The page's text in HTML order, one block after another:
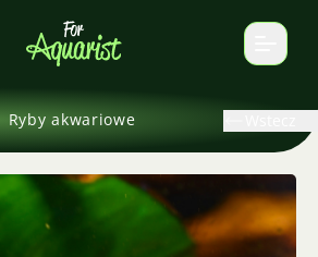
Ryby akwariowe